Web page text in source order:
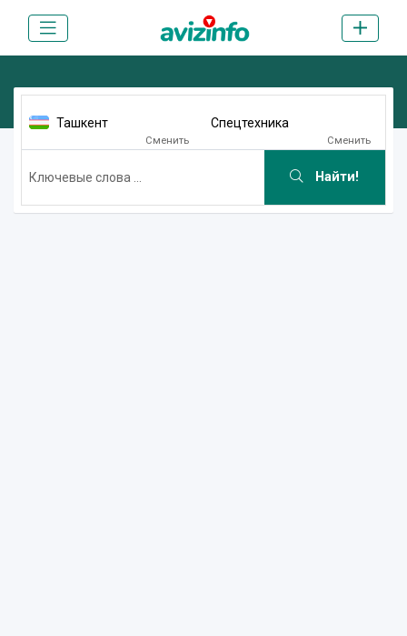
Ташкент
Сменить
Спецтехника
Сменить
Найти!